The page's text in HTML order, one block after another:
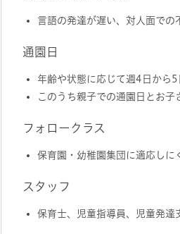
言語の発達が遅い、対人面での
通園日
年齢や状態に応じて週4日から5
このうち親子での通園日とお子
フォロークラス
保育園・幼稚園集団に適応しに
スタッフ
保育士、児童指導員、児童発達